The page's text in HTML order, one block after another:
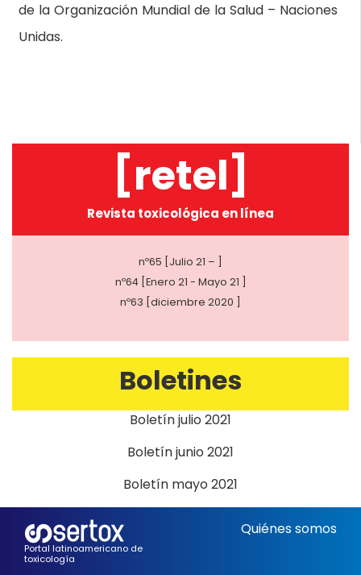
de la Organización Mundial de la Salud – Naciones
Unidas.
[retel]
Revista toxicológica en línea
nº65 [Julio 21 – ]
nº64 [Enero 21 - Mayo 21 ]
nº63 [diciembre 2020 ]
Boletines
Boletín julio 2021
Boletín junio 2021
Boletín mayo 2021
Portal latinoamericano de
toxicología
Quiénes somos